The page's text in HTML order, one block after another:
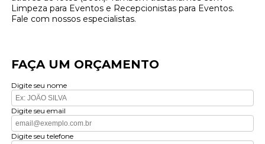
Limpeza para Eventos e Recepcionistas para Eventos.
Fale com nossos especialistas.
FAÇA UM ORÇAMENTO
Digite seu nome
Digite seu email
Digite seu telefone